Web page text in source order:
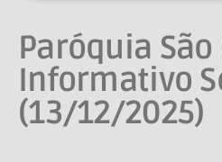
Paróquia
Informativo
(13/12/2025)